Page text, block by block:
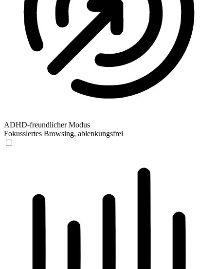
ADHD-freundlicher Modus
Fokussiertes Browsing, ablenkungsfrei